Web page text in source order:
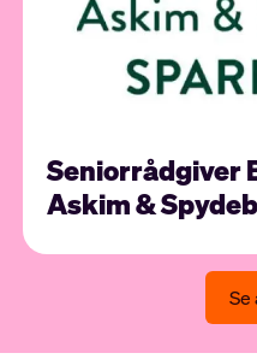
Seniorrådgiver
Askim &
Se